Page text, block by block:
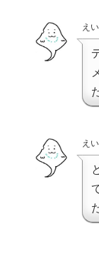
えい
えい